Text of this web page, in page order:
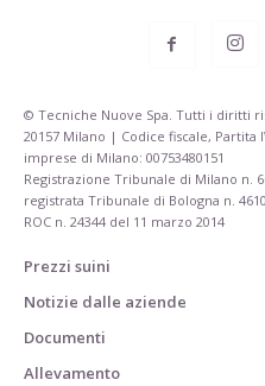
© Tecniche Nuove Spa. Tutti i diritti
20157 Milano | Codice fiscale, Partita
imprese di Milano: 00753480151
Registrazione Tribunale di Milano n.
registrata Tribunale di Bologna n.
ROC n. 24344 del 11 marzo 2014
Prezzi suini
Notizie dalle aziende
Documenti
Allevamento